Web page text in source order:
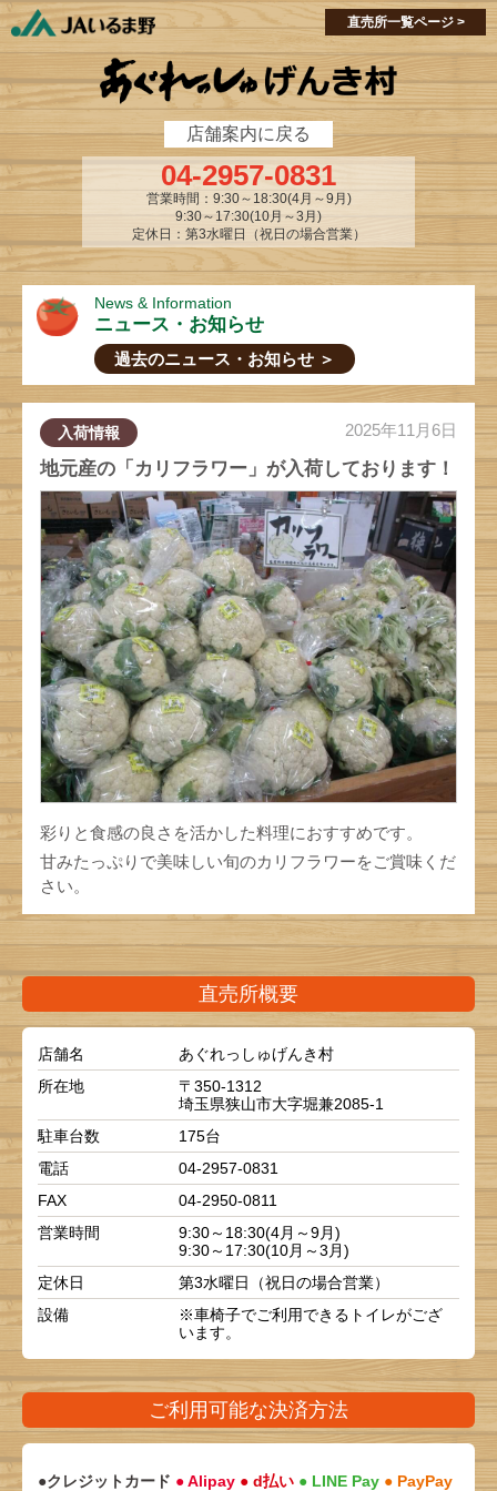
single-market.php
single-market.php
直売所一覧ページ >
店舗案内に戻る
04-2957-0831
営業時間：9:30～18:30(4月～9月)
9:30～17:30(10月～3月)
定休日：第3水曜日（祝日の場合営業）
News & Information
ニュース・お知らせ
過去のニュース・お知らせ ＞
入荷情報 2025年11月6日
地元産の「カリフラワー」が入荷しております！
彩りと食感の良さを活かした料理におすすめです。
甘みたっぷりで美味しい旬のカリフラワーをご賞味くだ
さい。
直売所概要
店舗名
あぐれっしゅげんき村
所在地
〒350-1312
埼玉県狭山市大字堀兼2085-1
駐車台数
175台
電話
04-2957-0831
FAX
04-2950-0811
営業時間
9:30～18:30(4月～9月)
9:30～17:30(10月～3月)
定休日
第3水曜日（祝日の場合営業）
設備
※車椅子でご利用できるトイレがござ
います。
ご利用可能な決済方法
●クレジットカード ● Alipay ● d払い ● LINE Pay ● PayPay